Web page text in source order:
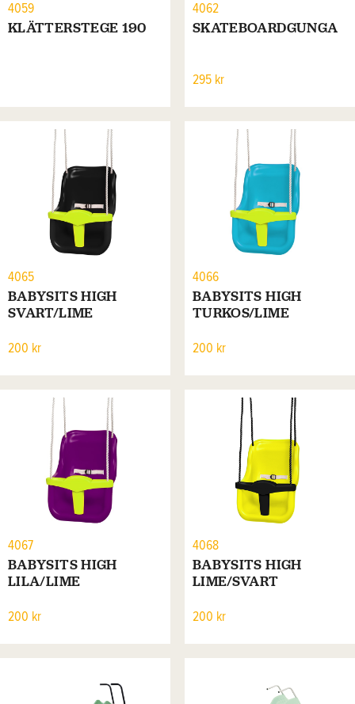
4059
KLÄTTERSTEGE 190
4062
SKATEBOARDGUNGA
295 kr
4065
BABYSITS HIGH
SVART/LIME
200 kr
4066
BABYSITS HIGH
TURKOS/LIME
200 kr
4067
BABYSITS HIGH
LILA/LIME
200 kr
4068
BABYSITS HIGH
LIME/SVART
200 kr